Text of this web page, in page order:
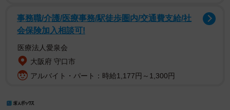
事務職/介護/医療事務/駅徒歩圏内/交通費支給/社
会保険加入相談可!
医療法人愛泉会
大阪府 守口市
アルバイト・パート：時給1,177円～1,300円